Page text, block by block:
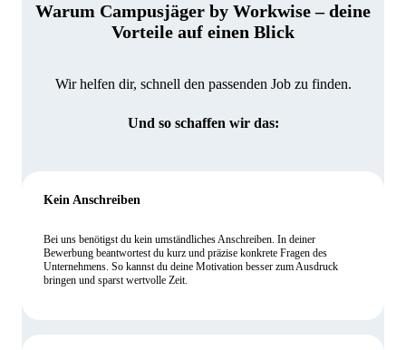
Warum Campusjäger by Workwise – deine
Vorteile auf einen Blick
Wir helfen dir, schnell den passenden Job zu finden.
Und so schaffen wir das:
Kein Anschreiben
Bei uns benötigst du kein umständliches Anschreiben. In deiner
Bewerbung beantwortest du kurz und präzise konkrete Fragen des
Unternehmens. So kannst du deine Motivation besser zum Ausdruck
bringen und sparst wertvolle Zeit.